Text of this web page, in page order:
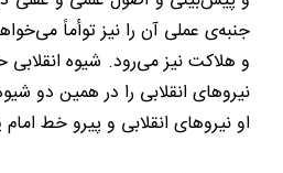
جنبه‌ی عملی آن را نیز توأماً
و هلاکت نیز می‌رود. شیوه
نیروهای انقلابی را در همین دو
او نیروهای انقلابی و پیرو خط